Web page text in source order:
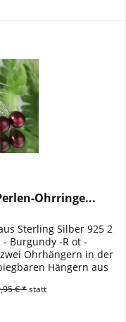
Ohrringe...
Sterling Silber 925 2
Burgundy -R ot -
Ohrhängern in der
Hängern aus
€ *statt